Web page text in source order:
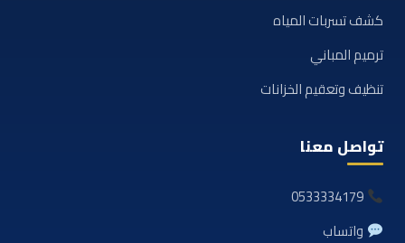
كشف تسربات المياه
ترميم المباني
تنظيف وتعقيم الخزانات
تواصل معنا
0533334179
واتساب